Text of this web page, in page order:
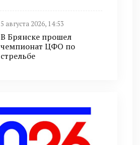
5 августа 2026, 14:53
В Брянске прошел
чемпионат ЦФО по
стрельбе